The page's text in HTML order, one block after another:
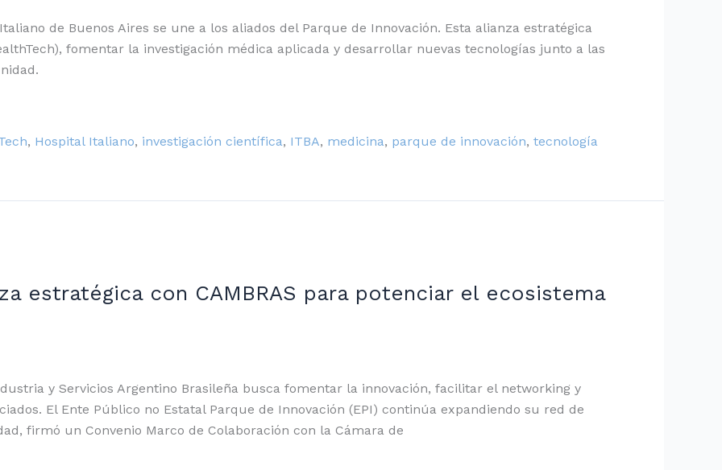
de Buenos Aires se une a los aliados del Parque de Innovación. Esta alianza estratégica
fomentar la investigación médica aplicada y desarrollar nuevas tecnologías junto a las
, Hospital Italiano, investigación científica, ITBA, medicina, parque de innovación, tecnología
estratégica con CAMBRAS para potenciar el ecosistema
y Servicios Argentino Brasileña busca fomentar la innovación, facilitar el networking y
El Ente Público no Estatal Parque de Innovación (EPI) continúa expandiendo su red de
firmó un Convenio Marco de Colaboración con la Cámara de